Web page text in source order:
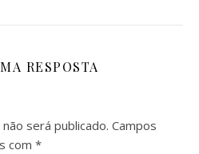
RESPOSTA
será publicado. Campos
com *